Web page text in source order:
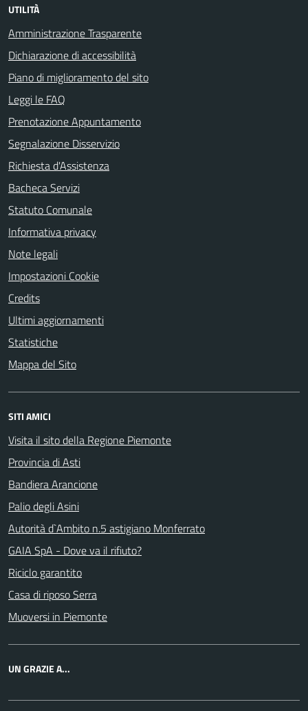
UTILITÀ
Amministrazione Trasparente
Dichiarazione di accessibilità
Piano di miglioramento del sito
Leggi le FAQ
Prenotazione Appuntamento
Segnalazione Disservizio
Richiesta d'Assistenza
Bacheca Servizi
Statuto Comunale
Informativa privacy
Note legali
Impostazioni Cookie
Credits
Ultimi aggiornamenti
Statistiche
Mappa del Sito
SITI AMICI
Visita il sito della Regione Piemonte
Provincia di Asti
Bandiera Arancione
Palio degli Asini
Autorità d`Ambito n.5 astigiano Monferrato
GAIA SpA - Dove va il rifiuto?
Riciclo garantito
Casa di riposo Serra
Muoversi in Piemonte
UN GRAZIE A...